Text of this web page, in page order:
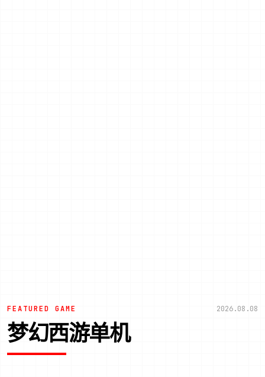
FEATURED GAME 2026.08.08
梦幻西游单机